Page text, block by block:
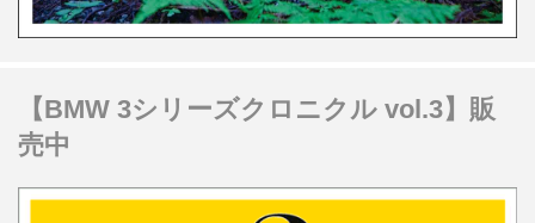
【BMW 3シリーズクロニクル vol.3】販
売中